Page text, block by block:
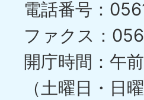
電話番号：
ファクス：
開庁時間：午
（土曜日・日